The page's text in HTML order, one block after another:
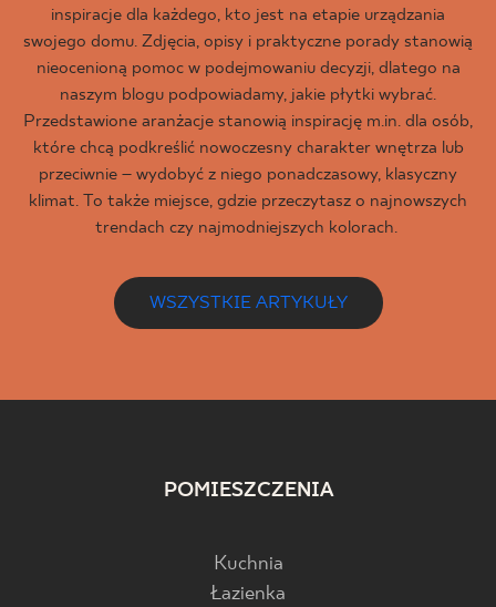
inspiracje dla każdego, kto jest na etapie urządzania
swojego domu. Zdjęcia, opisy i praktyczne porady stanowią
nieocenioną pomoc w podejmowaniu decyzji, dlatego na
naszym blogu podpowiadamy, jakie płytki wybrać.
Przedstawione aranżacje stanowią inspirację m.in. dla osób,
które chcą podkreślić nowoczesny charakter wnętrza lub
przeciwnie – wydobyć z niego ponadczasowy, klasyczny
klimat. To także miejsce, gdzie przeczytasz o najnowszych
trendach czy najmodniejszych kolorach.
WSZYSTKIE ARTYKUŁY
POMIESZCZENIA
Kuchnia
Łazienka